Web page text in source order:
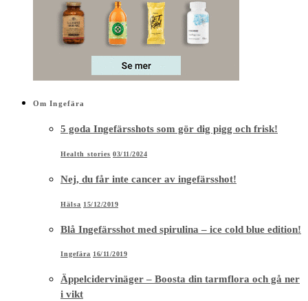
Om Ingefära
5 goda Ingefärsshots som gör dig pigg och frisk!
Health stories 03/11/2024
Nej, du får inte cancer av ingefärsshot!
Hälsa 15/12/2019
Blå Ingefärsshot med spirulina – ice cold blue edition!
Ingefära 16/11/2019
Äppelcidervinäger – Boosta din tarmflora och gå ner
i vikt